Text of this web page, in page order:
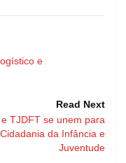
e
Read Next
TJDFT se unem para
da Infância e
Juventude